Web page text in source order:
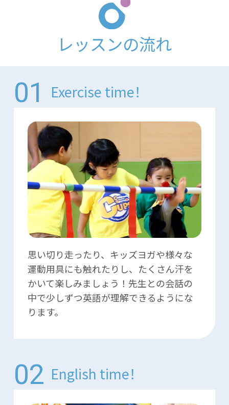
レッスンの流れ
Exercise time！
思い切り走ったり、キッズヨガや様々な
運動用具にも触れたりし、たくさん汗を
かいて楽しみましょう！先生との会話の
中で少しずつ英語が理解できるようにな
ります。
English time！